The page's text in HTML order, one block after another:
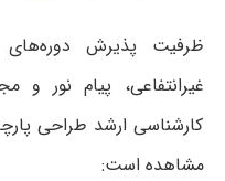
ظرفیت پذیرش دوره‌های
غیرانتفاعی، پیام نور و
کارشناسی ارشد طراحی
مشاهده است: